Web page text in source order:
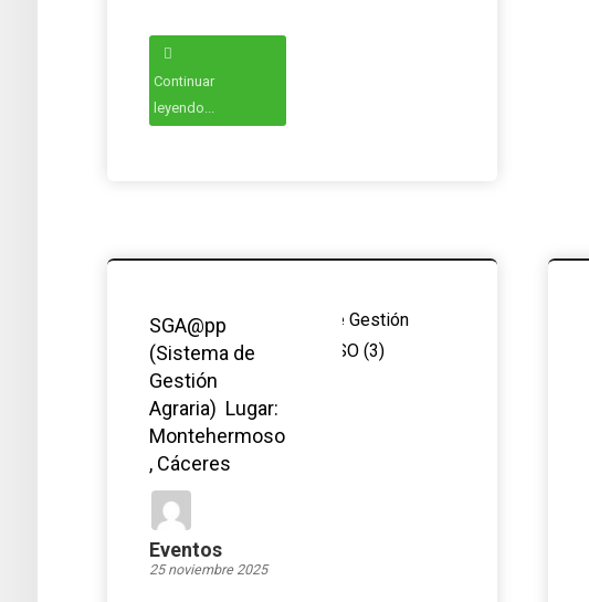
Continuar
leyendo...
SGA@pp
(Sistema de
Gestión
Agraria) Lugar:
Montehermoso
, Cáceres
Eventos
25 noviembre 2025